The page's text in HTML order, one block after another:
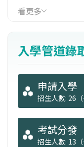
相關從業人員之
士班升學就讀；
保健、一般產業
看更多
入學管道錄
申請入學
招生人數: 26（
考試分發
招生人數: 13（